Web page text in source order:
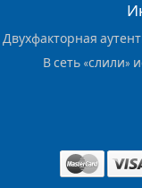
Двухфакторная
В сеть «слили»